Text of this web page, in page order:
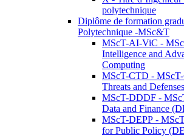
polytechnique
Diplôme de formation
Polytechnique -MSc&T
MScT-AI-ViC -
Intelligence and
Computing
MScT-CTD -
Threats and Defenses
MScT-DDDF -
Data and Finance
MScT-DEPP -
for Public Policy